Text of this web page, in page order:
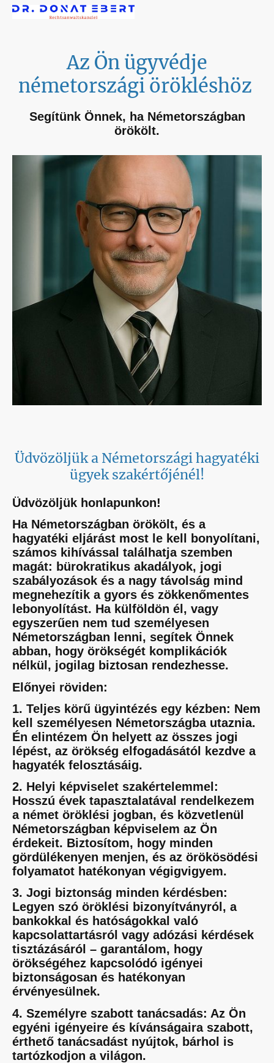
Az Ön ügyvédje
németországi örökléshöz
Segítünk Önnek, ha Németországban
örökölt.
Üdvözöljük a Németországi hagyatéki
ügyek szakértőjénél!
Üdvözöljük honlapunkon!
Ha Németországban örökölt, és a
hagyatéki eljárást most le kell bonyolítani,
számos kihívással találhatja szemben
magát: bürokratikus akadályok, jogi
szabályozások és a nagy távolság mind
megnehezítik a gyors és zökkenőmentes
lebonyolítást. Ha külföldön él, vagy
egyszerűen nem tud személyesen
Németországban lenni, segítek Önnek
abban, hogy örökségét komplikációk
nélkül, jogilag biztosan rendezhesse.
Előnyei röviden:
1. Teljes körű ügyintézés egy kézben: Nem
kell személyesen Németországba utaznia.
Én elintézem Ön helyett az összes jogi
lépést, az örökség elfogadásától kezdve a
hagyaték felosztásáig.
2. Helyi képviselet szakértelemmel:
Hosszú évek tapasztalatával rendelkezem
a német öröklési jogban, és közvetlenül
Németországban képviselem az Ön
érdekeit. Biztosítom, hogy minden
gördülékenyen menjen, és az örökösödési
folyamatot hatékonyan végigvigyem.
3. Jogi biztonság minden kérdésben:
Legyen szó öröklési bizonyítványról, a
bankokkal és hatóságokkal való
kapcsolattartásról vagy adózási kérdések
tisztázásáról – garantálom, hogy
örökségéhez kapcsolódó igényei
biztonságosan és hatékonyan
érvényesülnek.
4. Személyre szabott tanácsadás: Az Ön
egyéni igényeire és kívánságaira szabott,
érthető tanácsadást nyújtok, bárhol is
tartózkodjon a világon.